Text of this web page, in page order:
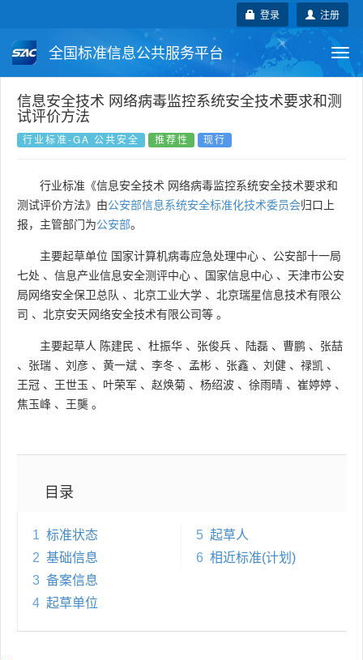
注册
登录
全国标准信息公共服务平台
国家标准 行业标准 地方标准
团体标准 企业标准
国外标准 技术委员会
信息安全技术 网络病毒监控系统安全技术要求和测
试评价方法
行业标准-GA 公共安全 推荐性 现行
行业标准《信息安全技术 网络病毒监控系统安全技术要求和
测试评价方法》由公安部信息系统安全标准化技术委员会归口上
报，主管部门为公安部。
主要起草单位 国家计算机病毒应急处理中心 、 公安部十一局
七处 、 信息产业信息安全测评中心 、 国家信息中心 、 天津市公安
局网络安全保卫总队 、 北京工业大学 、 北京瑞星信息技术有限公
司 、 北京安天网络安全技术有限公司等 。
主要起草人 陈建民 、 杜振华 、 张俊兵 、 陆磊 、 曹鹏 、 张喆
、 张瑞 、 刘彦 、 黄一斌 、 李冬 、 孟彬 、 张鑫 、 刘健 、 禄凯 、
王冠 、 王世玉 、 叶荣军 、 赵焕菊 、 杨绍波 、 徐雨晴 、 崔婷婷 、
焦玉峰 、 王龑 。
目录
1 标准状态
2 基础信息
3 备案信息
4 起草单位
5 起草人
6 相近标准(计划)